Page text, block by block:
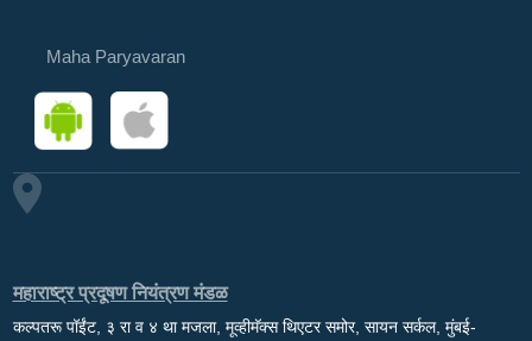
Maha Paryavaran
महाराष्ट्र प्रदूषण नियंत्रण मंडळ
कल्पतरू पॉईंट, ३ रा व ४ था मजला, मूव्हीमॅक्स थिएटर समोर, सायन सर्कल, मुंबई-